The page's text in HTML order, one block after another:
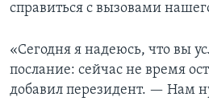
справиться с вызовами
«Сегодня я надеюсь, что вы
послание: сейчас не время
добавил перезидент. — Нам